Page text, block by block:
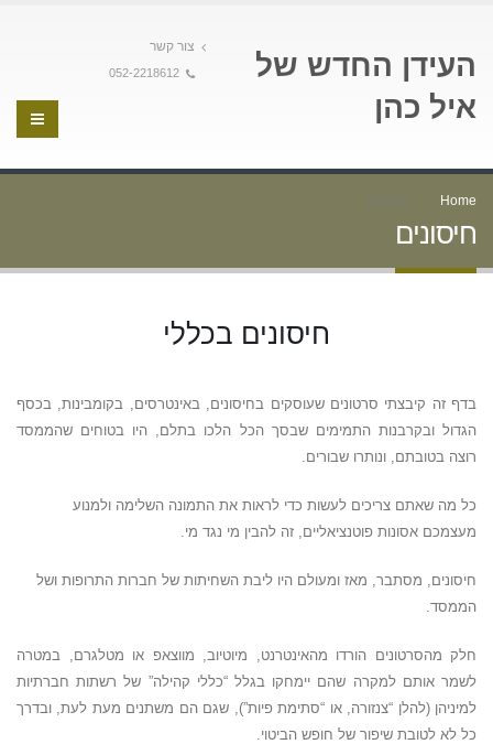
העידן החדש של
איל כהן
צור קשר
052-2218612
Home חיסונים
חיסונים
חיסונים בכללי
בדף זה קיבצתי סרטונים שעוסקים בחיסונים, באינטרסים, בקומבינות, בכסף
הגדול ובקרבנות התמימים שבסך הכל הלכו בתלם, היו בטוחים שהממסד
רוצה בטובתם, ונותרו שבורים.
כל מה שאתם צריכים לעשות כדי לראות את התמונה השלימה ולמנוע
מעצמכם אסונות פוטנציאליים, זה להבין מי נגד מי.
חיסונים, מסתבר, מאז ומעולם היו ליבת השחיתות של חברות התרופות ושל
הממסד.
חלק מהסרטונים הורדו מהאינטרנט, מיוטיוב, מווצאפ או מטלגרם, במטרה
לשמר אותם למקרה שהם יימחקו בגלל “כללי קהילה” של רשתות חברתיות
למיניהן (להלן “צנזורה, או “סתימת פיות”), שגם הם משתנים מעת לעת, ובדרך
כל לא לטובת שיפור של חופש הביטוי.